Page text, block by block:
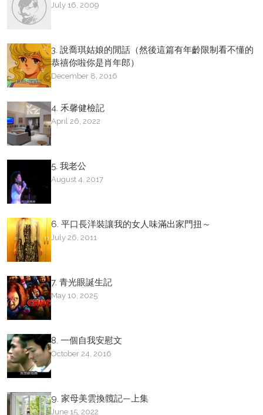
July 16, 2009
3. 說喬琪姑娘的閒話（然後這篇有年齡限制看不懂的
恭禧你啦你是肖年郎）
December 8, 2016
4. 禾馨健檢記
April 26, 2022
5. 我老公
August 4, 2017
6. 平口長洋裝讓我的女人味滿出家門扭～
July 26, 2011
7. 青光眼誕生記
May 10, 2025
8. 一個自我安慰文
October 24, 2016
9. 家母美雲換髖記—上集
June 15, 2022